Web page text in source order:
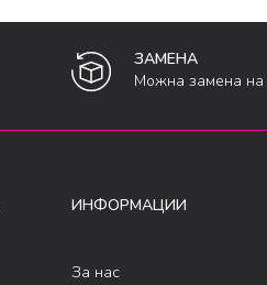
ЗАМЕНА
Можна замена на
ИНФОРМАЦИИ
За нас